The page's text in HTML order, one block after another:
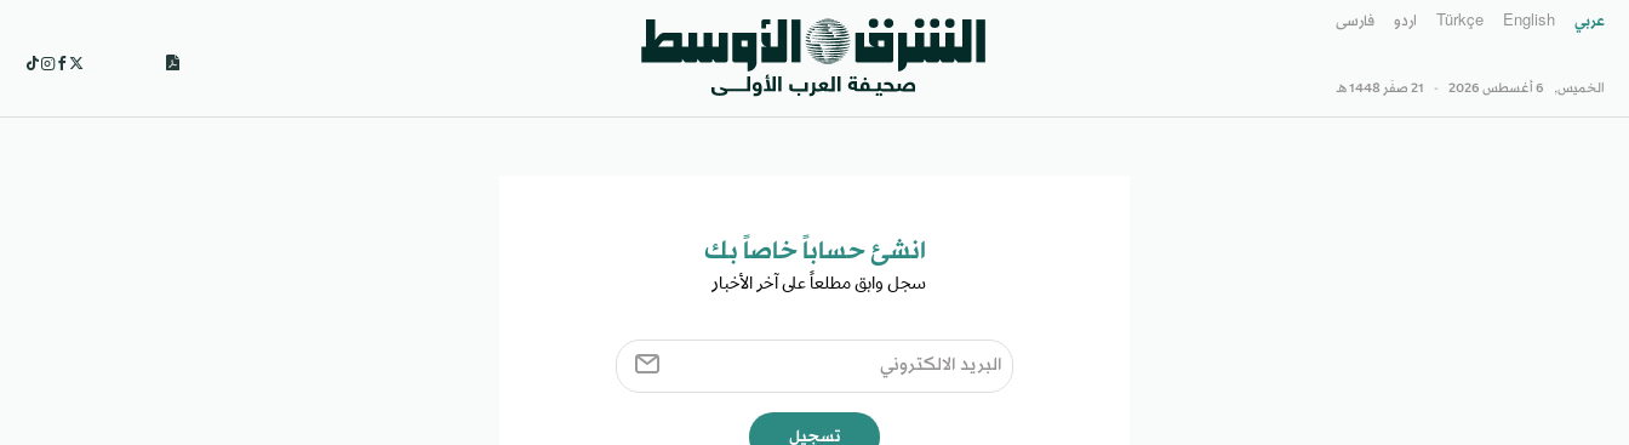
عربي English
Türkçe اردو فارسى
الخميس, 6 أغسطس 2026 - 21 صفَر 1448 هـ
انشئ حساباً خاصاً بك​
سجل وابق مطلعاً على آخر الأخبار ​
تسجيل